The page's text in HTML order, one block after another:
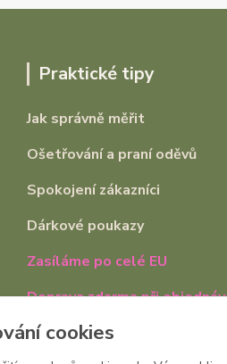
Praktické tipy
Jak správně měřit
Ošetřování a praní oděvů
Spokojení zákazníci
Dárkové poukazy
Zasíláme po celé EU
Doprava zdarma při
cookies